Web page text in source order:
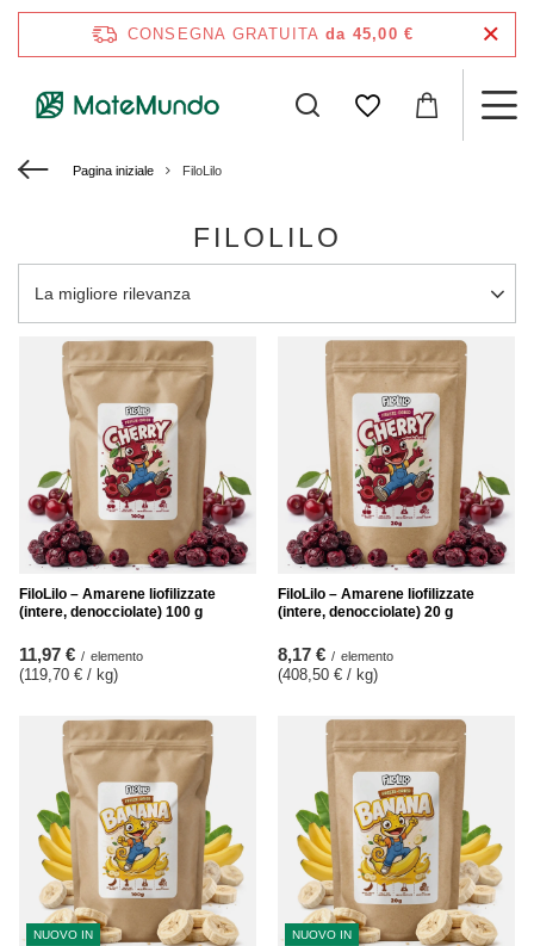
CONSEGNA GRATUITA da 45,00 €
Pagina iniziale FiloLilo
FILOLILO
Modifica ordinamento
La migliore rilevanza
FiloLilo – Amarene liofilizzate
(intere, denocciolate) 100 g
11,97 € / elemento
(119,70 € / kg)
FiloLilo – Amarene liofilizzate
(intere, denocciolate) 20 g
8,17 € / elemento
(408,50 € / kg)
NUOVO IN NUOVO IN